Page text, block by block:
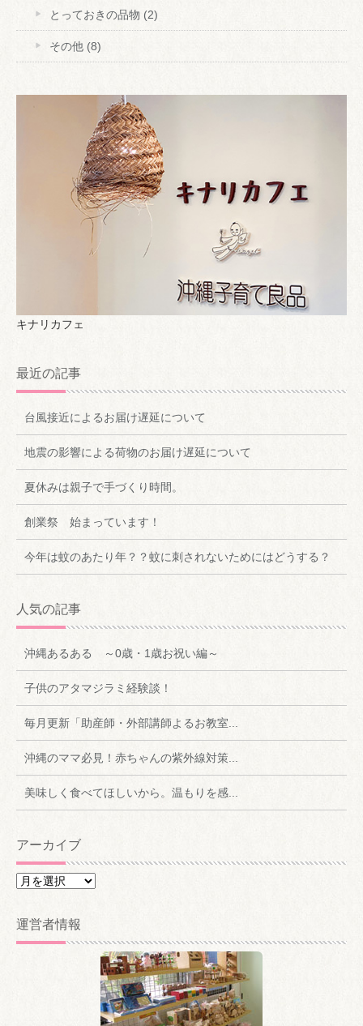
とっておきの品物 (2)
その他 (8)
キナリカフェ
最近の記事
台風接近によるお届け遅延について
地震の影響による荷物のお届け遅延について
夏休みは親子で手づくり時間。
創業祭 始まっています！
今年は蚊のあたり年？？蚊に刺されないためにはどうする？
人気の記事
沖縄あるある ～0歳・1歳お祝い編～
子供のアタマジラミ経験談！
毎月更新「助産師・外部講師よるお教室...
沖縄のママ必見！赤ちゃんの紫外線対策...
美味しく食べてほしいから。温もりを感...
アーカイブ
ア
カ
イ
運営者情報